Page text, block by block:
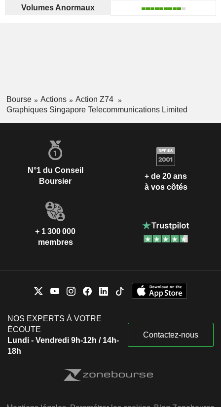
Volumes Anormaux
Bourse Actions
Action Z74
Graphiques Singapore Telecommunications Limited
N°1 du Conseil
Boursier
+ de 20 ans
à vos côtés
+ 1 300 000
membres
NOS EXPERTS À VOTRE
ÉCOUTE
Lundi - Vendredi 9h-12h / 14h-
18h
Contactez-nous